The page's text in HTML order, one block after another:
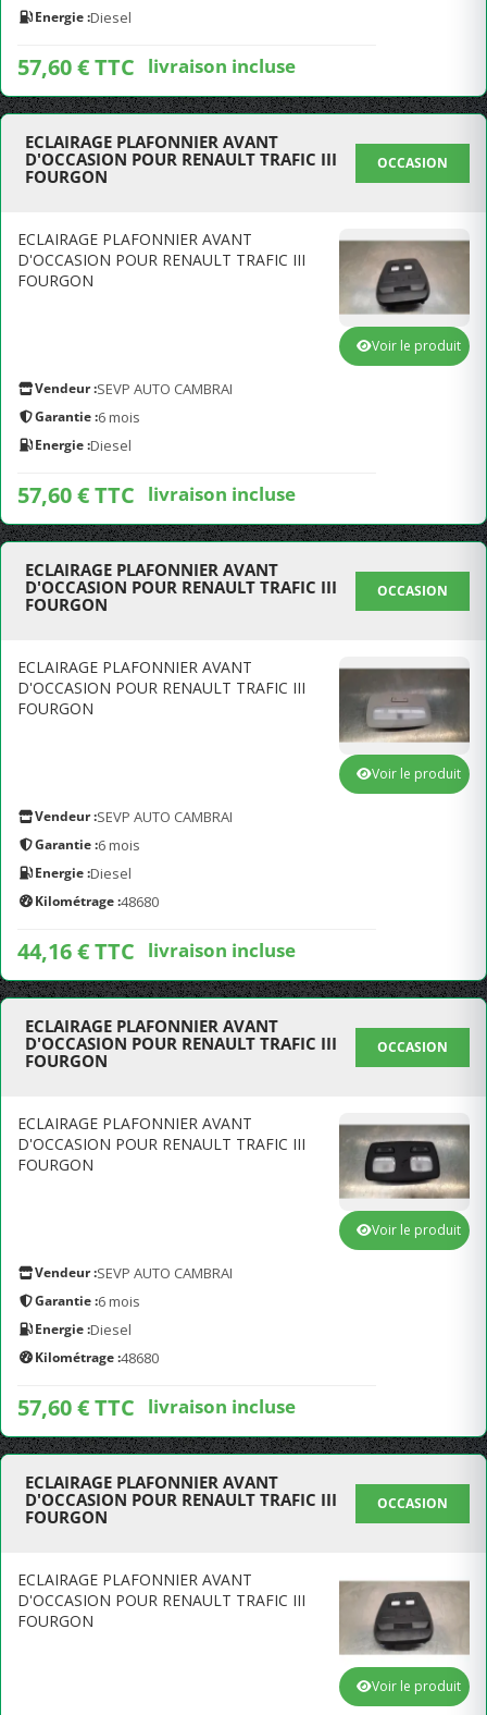
Energie :Diesel
57,60 € TTC livraison incluse
ECLAIRAGE PLAFONNIER AVANT
D'OCCASION POUR RENAULT TRAFIC III
FOURGON
OCCASION
ECLAIRAGE PLAFONNIER AVANT
D'OCCASION POUR RENAULT TRAFIC III
FOURGON
Vendeur :SEVP AUTO CAMBRAI
Garantie :6 mois
Energie :Diesel
57,60 € TTC livraison incluse
Voir le produit
ECLAIRAGE PLAFONNIER AVANT
D'OCCASION POUR RENAULT TRAFIC III
FOURGON
OCCASION
ECLAIRAGE PLAFONNIER AVANT
D'OCCASION POUR RENAULT TRAFIC III
FOURGON
Vendeur :SEVP AUTO CAMBRAI
Garantie :6 mois
Energie :Diesel
Kilométrage :48680
44,16 € TTC livraison incluse
Voir le produit
ECLAIRAGE PLAFONNIER AVANT
D'OCCASION POUR RENAULT TRAFIC III
FOURGON
OCCASION
ECLAIRAGE PLAFONNIER AVANT
D'OCCASION POUR RENAULT TRAFIC III
FOURGON
Vendeur :SEVP AUTO CAMBRAI
Garantie :6 mois
Energie :Diesel
Kilométrage :48680
57,60 € TTC livraison incluse
Voir le produit
ECLAIRAGE PLAFONNIER AVANT
D'OCCASION POUR RENAULT TRAFIC III
FOURGON
OCCASION
ECLAIRAGE PLAFONNIER AVANT
D'OCCASION POUR RENAULT TRAFIC III
FOURGON
Voir le produit